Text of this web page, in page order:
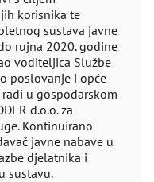
korisnika te
sustava javne
rujna 2020. godine
voditeljica Službe
poslovanje i opće
u gospodarskom
d.o.o. za
Kontinuirano
javne nabave u
djelatnika i
sustavu.